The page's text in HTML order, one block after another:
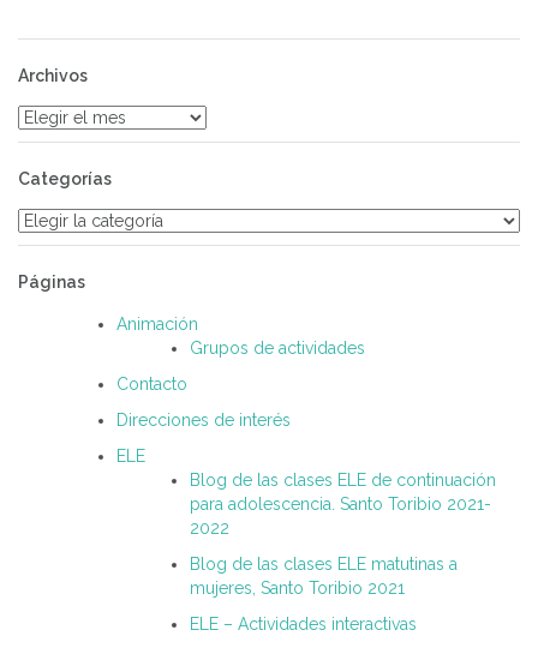
Archivos
Archivos
Categorías
Categorías
Páginas
Animación
Grupos de actividades
Contacto
Direcciones de interés
ELE
Blog de las clases ELE de continuación
para adolescencia. Santo Toribio 2021-
2022
Blog de las clases ELE matutinas a
mujeres, Santo Toribio 2021
ELE – Actividades interactivas